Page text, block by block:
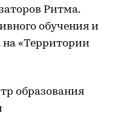
Ритма.
обучения и
на «Территории
образования